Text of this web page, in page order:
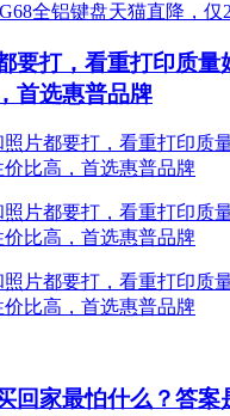
要打，看重打印质量
首选惠普品牌
回家最怕什么？答案